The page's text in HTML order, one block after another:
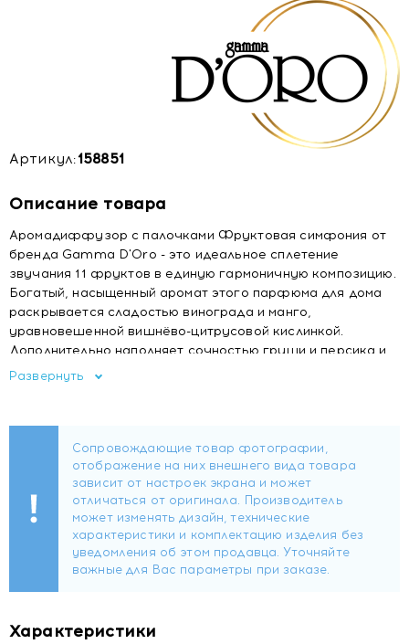
Артикул:158851
Описание товара
Аромадиффузор с палочками Фруктовая симфония от
бренда Gamma D'Oro - это идеальное сплетение
звучания 11 фруктов в единую гармоничную композицию.
Богатый, насыщенный аромат этого парфюма для дома
раскрывается сладостью винограда и манго,
уравновешенной вишнёво-цитрусовой кислинкой.
Дополнительно наполняет сочностью груши и персика и
оставляет свежее послевкусие яблока и ананаса.
Купить Gamma D'ORO Аромадиффузор для дома
Фруктовая симфония 100 мл FRUIT SYMPHONY
Цена Gamma D'ORO Аромадиффузор для дома
Фруктовая симфония 100 мл FRUIT SYMPHONY
Отзывы Gamma D'ORO Аромадиффузор для дома
Фруктовая симфония 100 мл FRUIT SYMPHONY
Развернуть
Характеристики